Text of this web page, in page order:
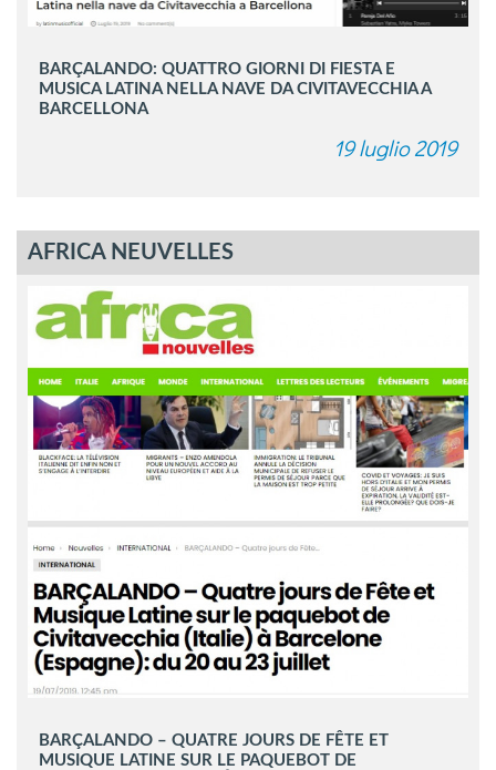
BARÇALANDO: QUATTRO GIORNI DI FIESTA E
MUSICA LATINA NELLA NAVE DA CIVITAVECCHIA A
BARCELLONA
19 luglio 2019
AFRICA NEUVELLES
BARÇALANDO – QUATRE JOURS DE FÊTE ET
MUSIQUE LATINE SUR LE PAQUEBOT DE